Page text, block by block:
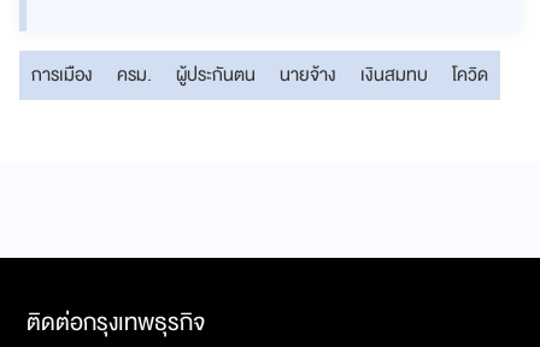
การเมือง ครม. ผู้ประกันตน นายจ้าง เงินสมทบ โควิด
ติดต่อกรุงเทพธุรกิจ